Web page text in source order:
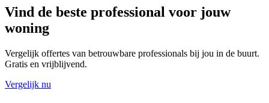
Vind de beste professional voor jouw
woning
Vergelijk offertes van betrouwbare professionals bij jou in de buurt.
Gratis en vrijblijvend.
Vergelijk nu